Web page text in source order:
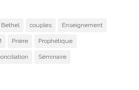
Bethel couples Enseignement
Prière Prophétique
Séminaire